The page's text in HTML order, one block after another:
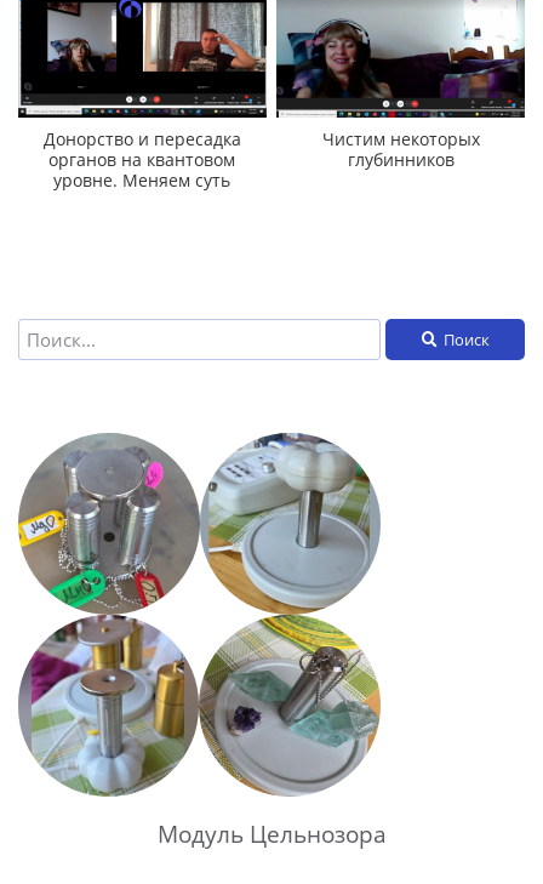
Донорство и пересадка
органов на квантовом
уровне. Меняем суть
Чистим некоторых
глубинников
Поиск
Модуль Цельнозора